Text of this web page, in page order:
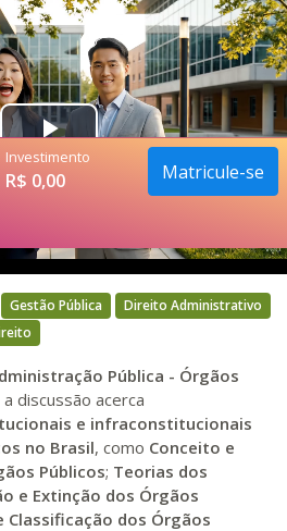
Play
Investimento
R$ 0,00 Matricule-se
Gestão Pública
Direito Administrativo
Pública - Órgãos
discussão acerca
e infraconstitucionais
no Brasil, como Conceito e
Públicos; Teorias dos
e Extinção dos Órgãos
Classificação dos Órgãos